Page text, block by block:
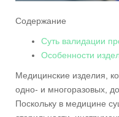
Содержание
Суть валидации
Особенности
Медицинские изделия,
одно- и многоразовых,
Поскольку в медицине